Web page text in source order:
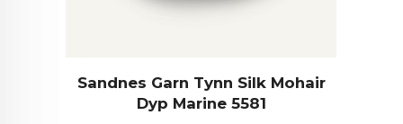
Sandnes Garn Tynn Silk Mohair
Dyp Marine 5581